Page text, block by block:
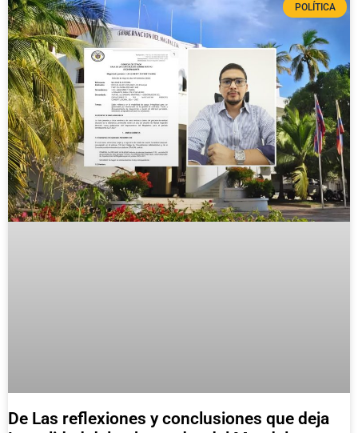
POLÍTICA
De Las reflexiones y conclusiones que deja